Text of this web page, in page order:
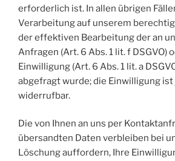
erforderlich ist. In allen übrigen
Verarbeitung auf unserem
der effektiven Bearbeitung der an
Anfragen (Art. 6 Abs. 1 lit. f DSGVO)
Einwilligung (Art. 6 Abs. 1 lit. a
abgefragt wurde; die Einwilligung
widerrufbar.
Die von Ihnen an uns per
übersandten Daten verbleiben bei
Löschung auffordern, Ihre